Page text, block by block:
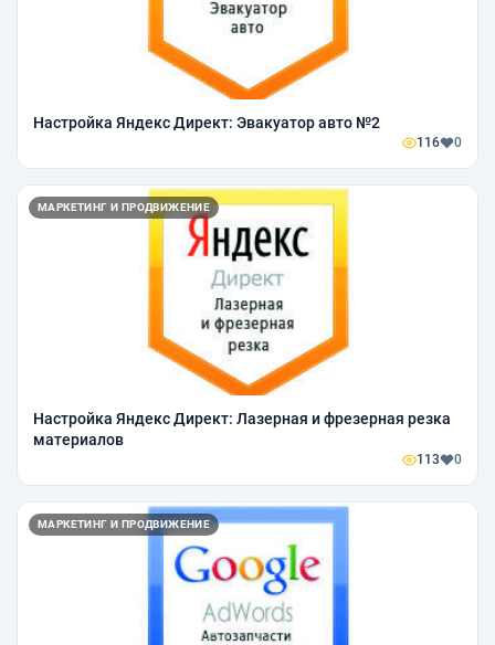
Настройка Яндекс Директ: Эвакуатор авто №2
116 0
МАРКЕТИНГ И ПРОДВИЖЕНИЕ
Настройка Яндекс Директ: Лазерная и фрезерная резка
материалов
113 0
МАРКЕТИНГ И ПРОДВИЖЕНИЕ